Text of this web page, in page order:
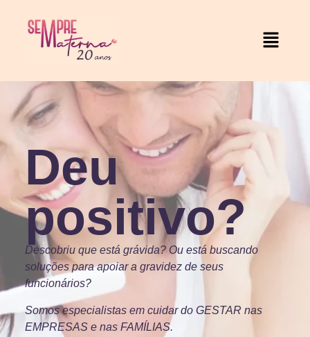
Deu
positivo?
Descobriu que está grávida? Ou está buscando
soluções para apoiar a gravidez de seus
funcionários?
Somos especialistas em cuidar do GESTAR nas
EMPRESAS e nas FAMÍLIAS.